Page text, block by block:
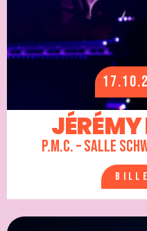
P.M.C. – Salle